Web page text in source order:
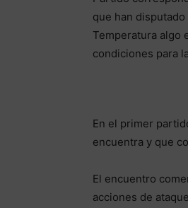
que han disputado
Temperatura algo
condiciones para
En el primer
encuentra y que
El encuentro
acciones de